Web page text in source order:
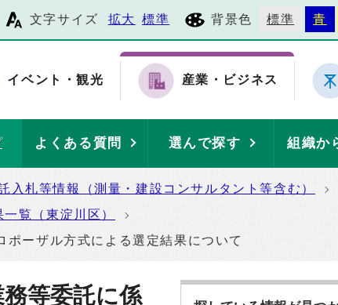
文字サイズ 拡大 標準 背景色 標準 青
イベント・観光 産業・ビジネス
よくある質問 選んで探す 組織か
入札等情報（測量・建設コンサルタント等含む）
覧（東淀川区）
ーザル方式による選定結果について
等委託に係